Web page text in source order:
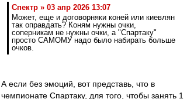
Спектр » 03 апр 2026 13:07
Может, еще и договорняки коней или киевлян
так оправдать? Коням нужны очки,
соперникам не нужны очки, а "Спартаку"
просто САМОМУ надо было набирать больше
очков.
А если без эмоций, вот представь, что в
чемпионате Спартаку, для того, чтобы занять 1